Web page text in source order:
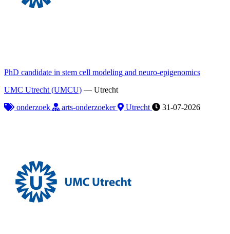
PhD candidate in stem cell modeling and neuro-epigenomics
UMC Utrecht (UMCU) — Utrecht
onderzoek
arts-onderzoeker Utrecht 31-07-2026